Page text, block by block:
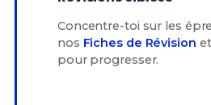
Concentre-toi sur les
nos Fiches de Révision et
pour progresser.